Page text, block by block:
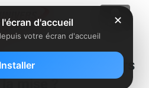
les opérateurs
mise ?
✕
d'accueil
votre écran d'accueil
Installer